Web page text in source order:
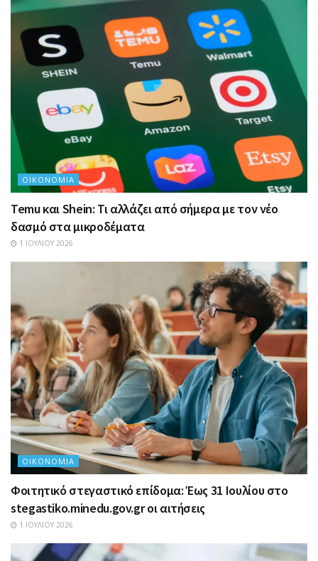
ΟΙΚΟΝΟΜΊΑ
Temu και Shein: Τι αλλάζει από σήμερα με τον νέο
δασμό στα μικροδέματα
1 ΙΟΥΛΊΟΥ 2026
ΟΙΚΟΝΟΜΊΑ
Φοιτητικό στεγαστικό επίδομα: Έως 31 Ιουλίου στο
stegastiko.minedu.gov.gr οι αιτήσεις
1 ΙΟΥΛΊΟΥ 2026